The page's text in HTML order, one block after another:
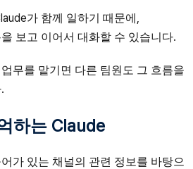
가 함께 일하기 때문에,
보고 이어서 대화할 수 있습니다.
무를 맡기면 다른 팀원도 그 흐름을
하는 Claude
가 있는 채널의 관련 정보를 바탕으